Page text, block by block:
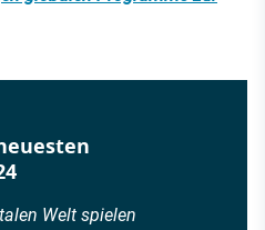
Welt spielen